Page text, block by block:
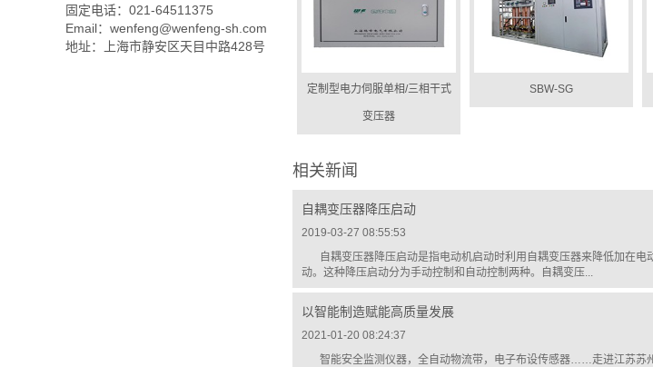
固定电话：021-64511375
Email：wenfeng@wenfeng-sh.com
地址：上海市静安区天目中路428号
定制型电力伺服单相/三相干式
变压器
SBW-SG
相关新闻
自耦变压器降压启动
2019-03-27 08:55:53
自耦变压器降压启动是指电动机启动时利用自耦变压器来降低加在
动。这种降压启动分为手动控制和自动控制两种。自耦变压...
以智能制造赋能高质量发展
2021-01-20 08:24:37
智能安全监测仪器，全自动物流带，电子布设传感器……走进江苏苏